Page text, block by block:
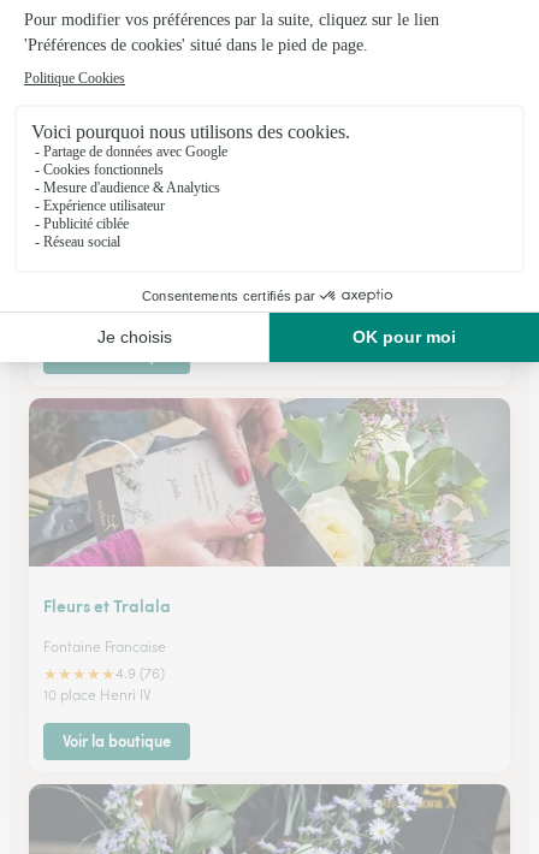
C le Bouquet
4.5 (94)
8 quai Nicolas Rolin
Fleurs et Tralala
Fontaine Francaise
★★★★★4.9 (76)
10 place Henri IV
Voir la boutique